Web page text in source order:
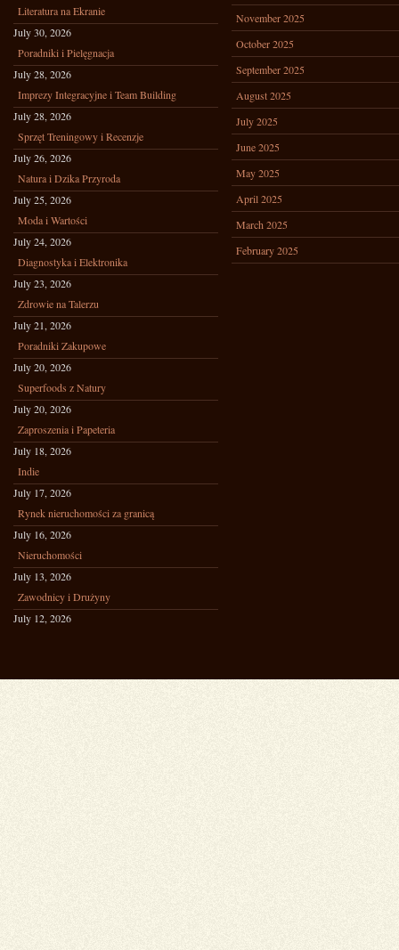
Literatura na Ekranie
July 30, 2026
Poradniki i Pielęgnacja
July 28, 2026
Imprezy Integracyjne i Team Building
July 28, 2026
Sprzęt Treningowy i Recenzje
July 26, 2026
Natura i Dzika Przyroda
July 25, 2026
Moda i Wartości
July 24, 2026
Diagnostyka i Elektronika
July 23, 2026
Zdrowie na Talerzu
July 21, 2026
Poradniki Zakupowe
July 20, 2026
Superfoods z Natury
July 20, 2026
Zaproszenia i Papeteria
July 18, 2026
Indie
July 17, 2026
Rynek nieruchomości za granicą
July 16, 2026
Nieruchomości
July 13, 2026
Zawodnicy i Drużyny
July 12, 2026
November 2025
October 2025
September 2025
August 2025
July 2025
June 2025
May 2025
April 2025
March 2025
February 2025